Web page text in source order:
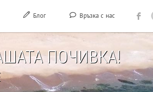
Блог Връзка с нас
ПОЧИВКА!